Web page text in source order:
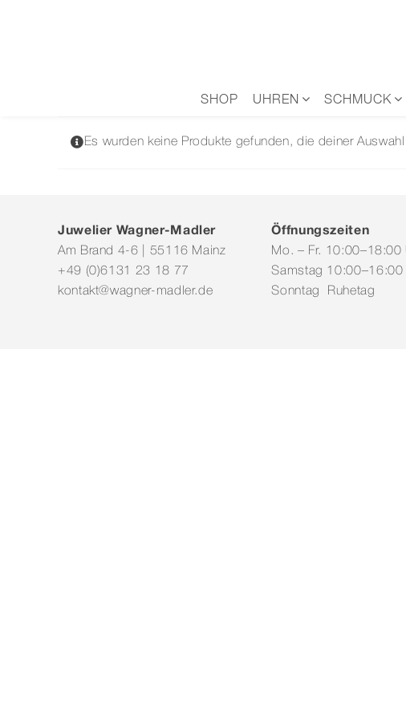
SHOP UHREN SCHMUCK
Es wurden keine Produkte gefunden, die deiner
Juwelier Wagner-Madler
Am Brand 4-6 | 55116 Mainz
+49 (0)6131 23 18 77
kontakt@wagner-madler.de
Öffnungszeiten
Mo. – Fr. 10:00–18:00
Samstag 10:00–16:00
Sonntag Ruhetag